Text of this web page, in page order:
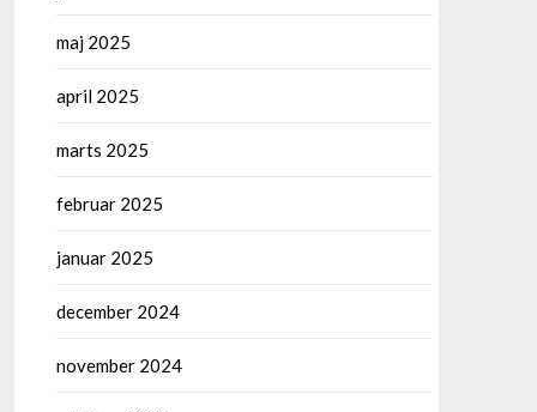
maj 2025
april 2025
marts 2025
februar 2025
januar 2025
december 2024
november 2024